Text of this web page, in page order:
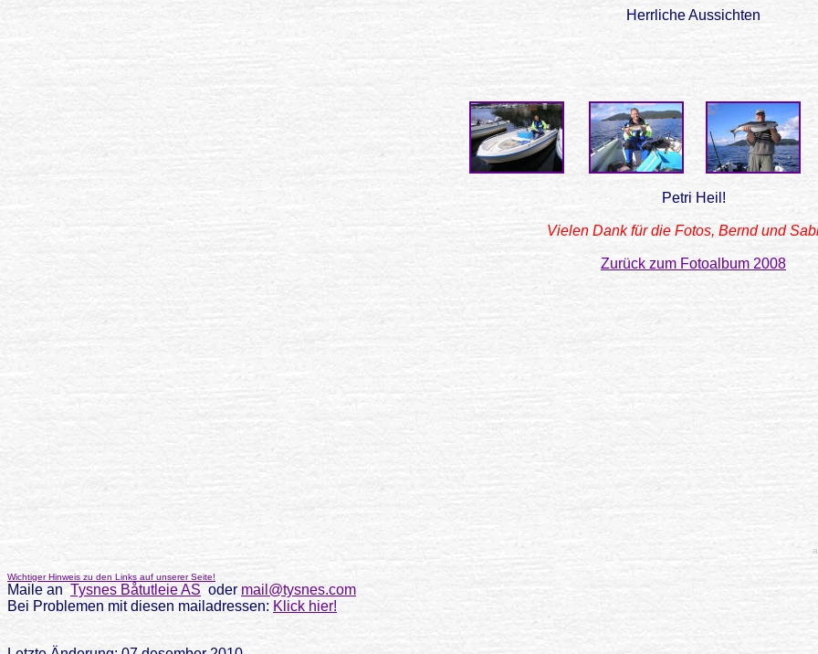
Herrliche Aussichten
Petri Heil!
Vielen Dank für die Fotos, Bernd und
Zurück zum Fotoalbum 2008
Wichtiger Hinweis zu den Links auf unserer Seite!
Maile an Tysnes Båtutleie AS oder mail@tysnes.com
Bei Problemen mit diesen mailadressen: Klick hier!